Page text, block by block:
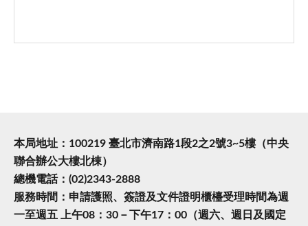
本局地址：100219 臺北市濟南路1段2之2號3~5樓（中央
聯合辦公大樓北棟）
總機電話：(02)2343-2888
服務時間：申請護照、簽證及文件證明櫃檯受理時間為週
一至週五 上午08：30－下午17：00（週六、週日及國定